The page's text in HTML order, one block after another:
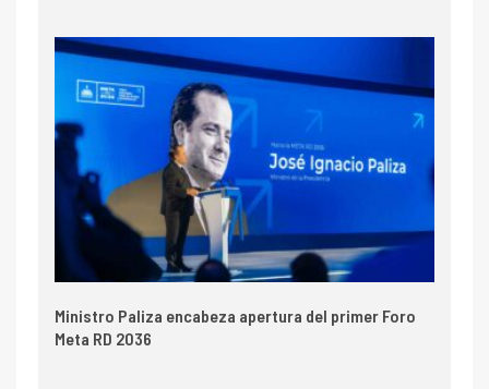
Ministro Paliza encabeza apertura del primer Foro
Meta RD 2036